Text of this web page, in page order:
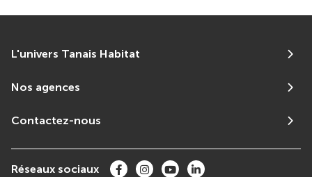
L'univers Tanais Habitat
Nos agences
Contactez-nous
Réseaux sociaux